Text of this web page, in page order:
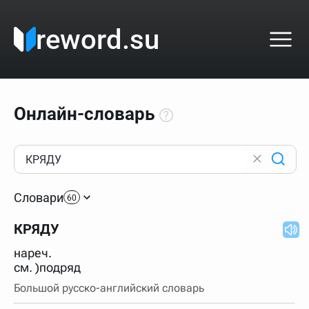
reword.su
Онлайн-словарь
Как пользоваться онлайн-словарём?
которого интересует. Система автоматически подберёт
варианты по начальным буквам и покажет их во
вариантов, откроется страница со словарными
Если точное написание слова неизвестно (как в
кроссворде), неизвестную букву можно заменить
подстановочным знаком звёздочкой (*), а несколько
неизвестных букв — процентом (%). В этом случае меню
с вариантами работать не будет, а после ввода запроса
Словари 60
КРЯДУ
нареч.
см. )подряд
Большой русско-английский словарь